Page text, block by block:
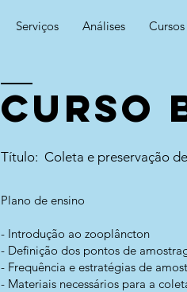
Serviços Análises
CURSO
Título: Coleta e preservação
Plano de ensino
- Introdução ao zooplâncton
- Definição dos pontos de
- Frequência e estratégias de
- Materiais necessários para a